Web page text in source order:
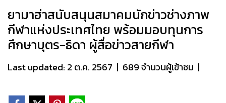
ยามาฮ่าสนับสนุนสมาคมนักข่าวช่างภาพ
กีฬาแห่งประเทศไทย พร้อมมอบทุนการ
ศึกษาบุตร-ธิดา ผู้สื่อข่าวสายกีฬา
Last updated: 2 ต.ค. 2567 | 689 จำนวนผู้เข้าชม |